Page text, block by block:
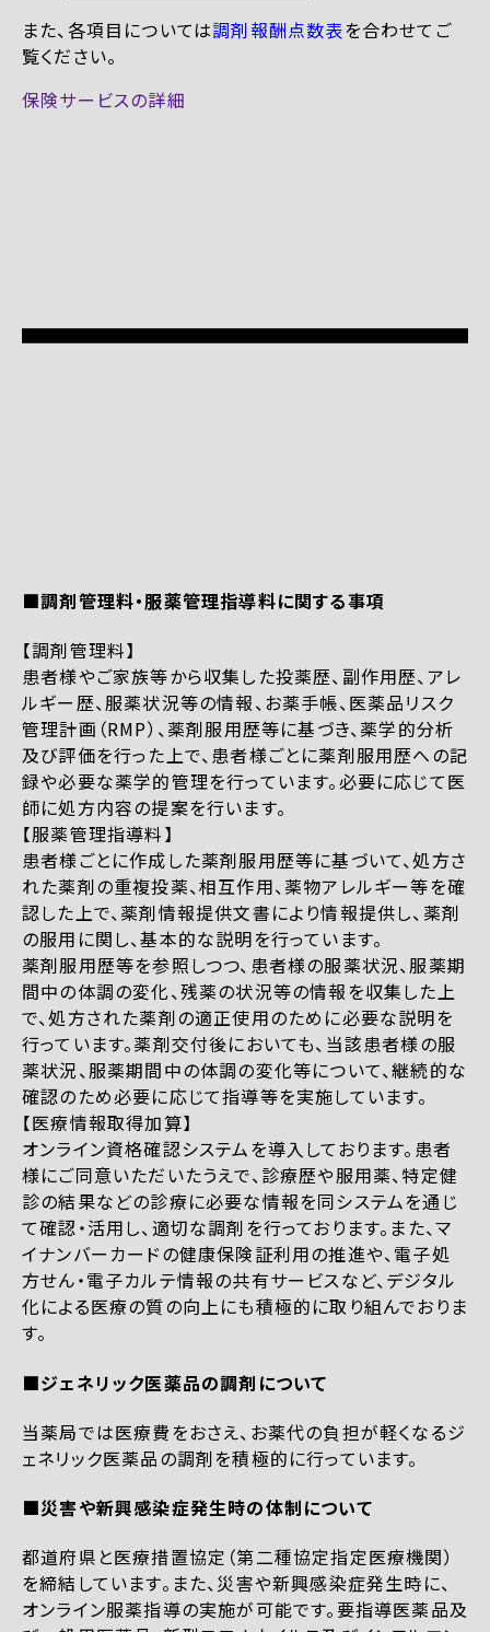
また、各項目については調剤報酬点数表を合わせてご
覧ください。
保険サービスの詳細
■調剤管理料・服薬管理指導料に関する事項
【調剤管理料】
患者様やご家族等から収集した投薬歴、副作用歴、アレ
ルギー歴、服薬状況等の情報、お薬手帳、医薬品リスク
管理計画（RMP）、薬剤服用歴等に基づき、薬学的分析
及び評価を行った上で、患者様ごとに薬剤服用歴への記
録や必要な薬学的管理を行っています。必要に応じて医
師に処方内容の提案を行います。
【服薬管理指導料】
患者様ごとに作成した薬剤服用歴等に基づいて、処方さ
れた薬剤の重複投薬、相互作用、薬物アレルギー等を確
認した上で、薬剤情報提供文書により情報提供し、薬剤
の服用に関し、基本的な説明を行っています。
薬剤服用歴等を参照しつつ、患者様の服薬状況、服薬期
間中の体調の変化、残薬の状況等の情報を収集した上
で、処方された薬剤の適正使用のために必要な説明を
行っています。薬剤交付後においても、当該患者様の服
薬状況、服薬期間中の体調の変化等について、継続的な
確認のため必要に応じて指導等を実施しています。
【医療情報取得加算】
オンライン資格確認システムを導入しております。患者
様にご同意いただいたうえで、診療歴や服用薬、特定健
診の結果などの診療に必要な情報を同システムを通じ
て確認・活用し、適切な調剤を行っております。また、マ
イナンバーカードの健康保険証利用の推進や、電子処
方せん・電子カルテ情報の共有サービスなど、デジタル
化による医療の質の向上にも積極的に取り組んでおりま
す。
■ジェネリック医薬品の調剤について
当薬局では医療費をおさえ、お薬代の負担が軽くなるジ
ェネリック医薬品の調剤を積極的に行っています。
■災害や新興感染症発生時の体制について
都道府県と医療措置協定（第二種協定指定医療機関）
を締結しています。また、災害や新興感染症発生時に、
オンライン服薬指導の実施が可能です。要指導医薬品及